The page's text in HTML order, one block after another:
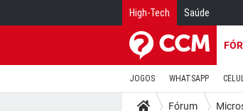
High-Tech Saúde
JOGOS WHATSAPP
Fórum